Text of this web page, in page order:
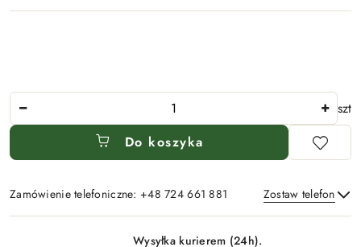
szt
Do koszyka
Zamówienie telefoniczne: +48 724 661 881 Zostaw telefon
Wysyłka kurierem (24h).